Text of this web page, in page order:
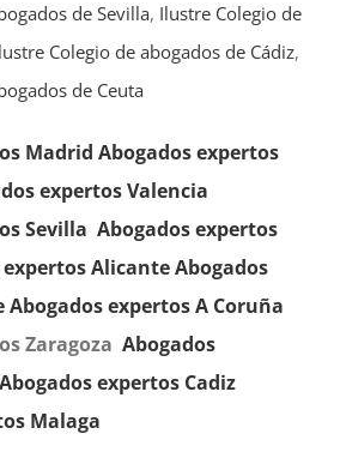
de Sevilla, Ilustre Colegio de
Colegio de abogados de Cádiz,
de Ceuta
Madrid Abogados expertos
expertos Valencia
Sevilla Abogados expertos
expertos AlicanteAbogados
Abogados expertos A Coruña
Zaragoza Abogados
Abogados expertosCadiz
Malaga